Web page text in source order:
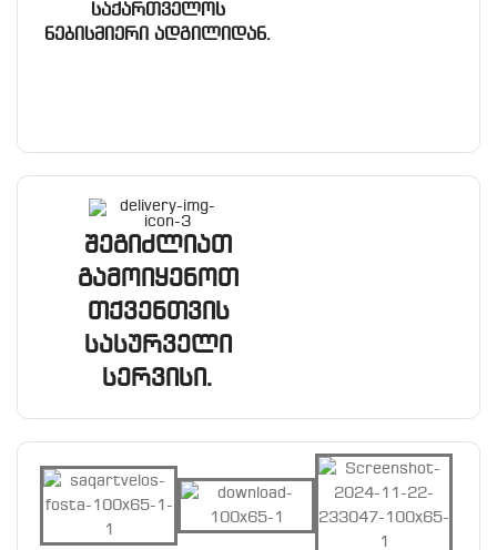
საქართველოს
ნებისმიერი ადგილიდან.
შეგიძლიათ
გამოიყენოთ
თქვენთვის
სასურველი
სერვისი.